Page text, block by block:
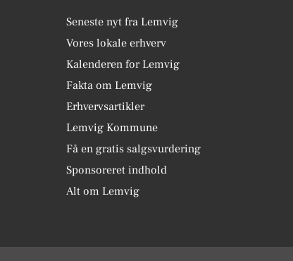
Seneste nyt fra Lemvig
Vores lokale erhverv
Kalenderen for Lemvig
Fakta om Lemvig
Erhvervsartikler
Lemvig Kommune
Få en gratis salgsvurdering
Sponsoreret indhold
Alt om Lemvig